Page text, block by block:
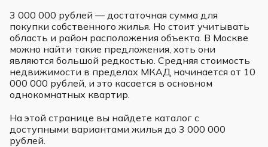
3 000 000 рублей — достаточная сумма для
покупки собственного жилья. Но стоит учитывать
область и район расположения объекта. В Москве
можно найти такие предложения, хоть они
являются большой редкостью. Средняя стоимость
недвижимости в пределах МКАД начинается от 10
000 000 рублей, и это касается в основном
однокомнатных квартир.
На этой странице вы найдете каталог с
доступными вариантами жилья до 3 000 000
рублей.